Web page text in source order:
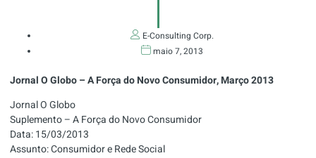
E-Consulting Corp.
maio 7, 2013
Jornal O Globo – A Força do Novo Consumidor, Março 2013
Jornal O Globo
Suplemento – A Força do Novo Consumidor
Data: 15/03/2013
Assunto: Consumidor e Rede Social